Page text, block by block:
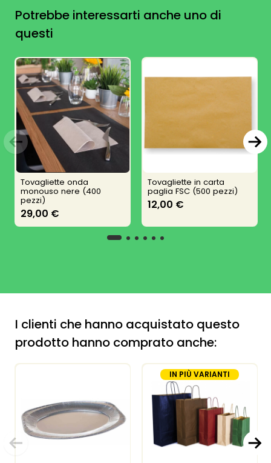
Potrebbe interessarti anche uno di
questi
Tovagliette onda
monouso nere (400
pezzi)
29,00 €
Tovagliette in carta
paglia FSC (500 pezzi)
12,00 €
I clienti che hanno acquistato questo
prodotto hanno comprato anche:
IN PIÙ VARIANTI